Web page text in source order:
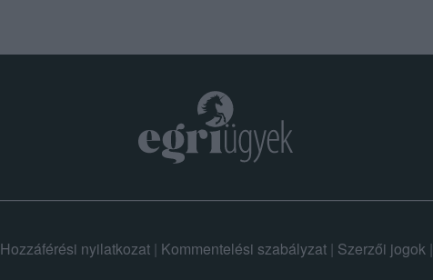
Hozzáférési nyilatkozat| Kommentelési szabályzat| Szerzői jogok|